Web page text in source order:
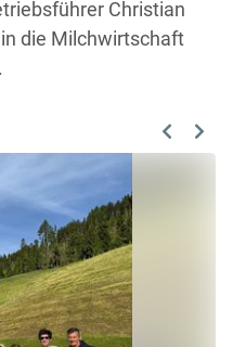
Christian
die Milchwirtschaft
Previous
Next